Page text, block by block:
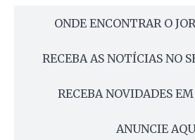
ONDE ENCONTRAR O
RECEBA AS NOTÍCIAS NO
RECEBA NOVIDADES
ANUNCIE